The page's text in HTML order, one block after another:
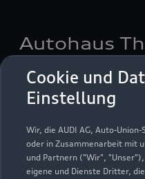
Cookie und
Einstellung
Wir, die AUDI AG, Auto-
oder in Zusammenarbeit mit
und Partnern ("Wir",
eigene und Dienste Dritter,
Autohaus
GmbH & Co.
Servicepartner e-tron